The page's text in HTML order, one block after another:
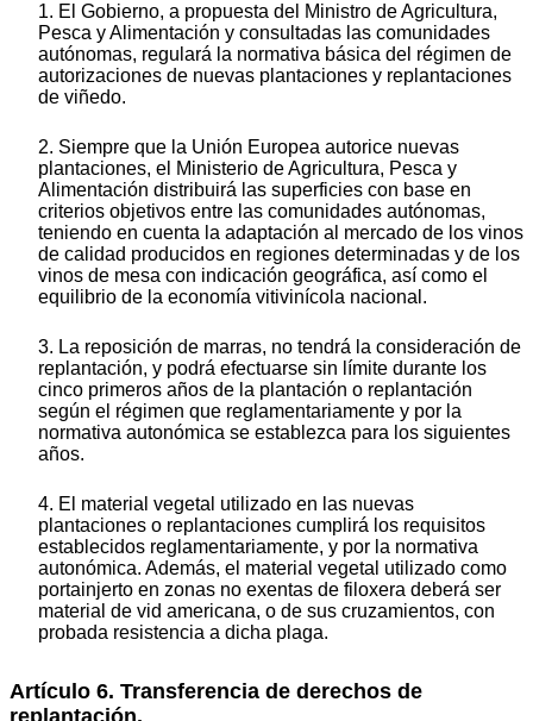
1. El Gobierno, a propuesta del Ministro de Agricultura,
Pesca y Alimentación y consultadas las comunidades
autónomas, regulará la normativa básica del régimen de
autorizaciones de nuevas plantaciones y replantaciones
de viñedo.
2. Siempre que la Unión Europea autorice nuevas
plantaciones, el Ministerio de Agricultura, Pesca y
Alimentación distribuirá las superficies con base en
criterios objetivos entre las comunidades autónomas,
teniendo en cuenta la adaptación al mercado de los vinos
de calidad producidos en regiones determinadas y de los
vinos de mesa con indicación geográfica, así como el
equilibrio de la economía vitivinícola nacional.
3. La reposición de marras, no tendrá la consideración de
replantación, y podrá efectuarse sin límite durante los
cinco primeros años de la plantación o replantación
según el régimen que reglamentariamente y por la
normativa autonómica se establezca para los siguientes
años.
4. El material vegetal utilizado en las nuevas
plantaciones o replantaciones cumplirá los requisitos
establecidos reglamentariamente, y por la normativa
autonómica. Además, el material vegetal utilizado como
portainjerto en zonas no exentas de filoxera deberá ser
material de vid americana, o de sus cruzamientos, con
probada resistencia a dicha plaga.
Artículo 6. Transferencia de derechos de